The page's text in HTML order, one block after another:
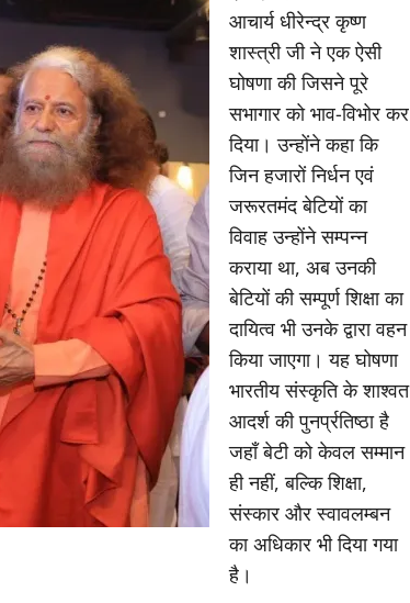
आचार्य धीरेन्द्र कृष्ण
शास्त्री जी ने एक ऐसी
घोषणा की जिसने पूरे
सभागार को भाव-विभोर कर
दिया। उन्होंने कहा कि
जिन हजारों निर्धन एवं
जरूरतमंद बेटियों का
विवाह उन्होंने सम्पन्न
कराया था, अब उनकी
बेटियों की सम्पूर्ण शिक्षा का
दायित्व भी उनके द्वारा वहन
किया जाएगा। यह घोषणा
भारतीय संस्कृति के शाश्वत
आदर्श की पुनर्प्रतिष्ठा है
जहाँ बेटी को केवल सम्मान
ही नहीं, बल्कि शिक्षा,
संस्कार और स्वावलम्बन
का अधिकार भी दिया गया
है।